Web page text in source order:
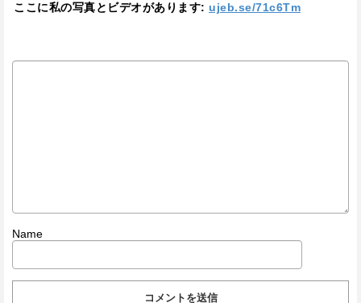
ここに私の写真とビデオがあります: ujeb.se/71c6Tm
Name